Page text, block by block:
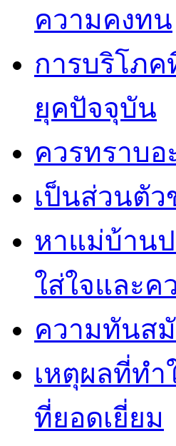
ความคงทน
การบริโภ
ยุคปัจจุบัน
ควรทราบอ
เป็นส่วนตั
หาแม่บ้าน
ใส่ใจและ
ความทันสมั
เหตุผลที่ทำ
ที่ยอดเยี่ยม